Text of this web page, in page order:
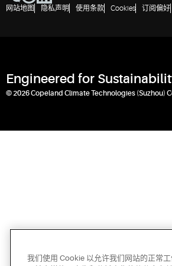
网站地图 隐私声明 使用条款 Cookies 订阅偏好
Engineered for
© 2026 Copeland Climate Technologies (Suzhou)
我们使用 Cookie 以允许我们网站的正常